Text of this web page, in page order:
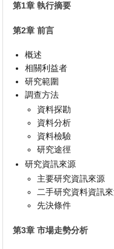
第1章 執行摘要
第2章 前言
概述
相關利益者
研究範圍
調查方法
資料探勘
資料分析
資料檢驗
研究途徑
研究資訊來源
主要研究資訊來源
二手研究資料資訊
先決條件
第3章 市場走勢分析